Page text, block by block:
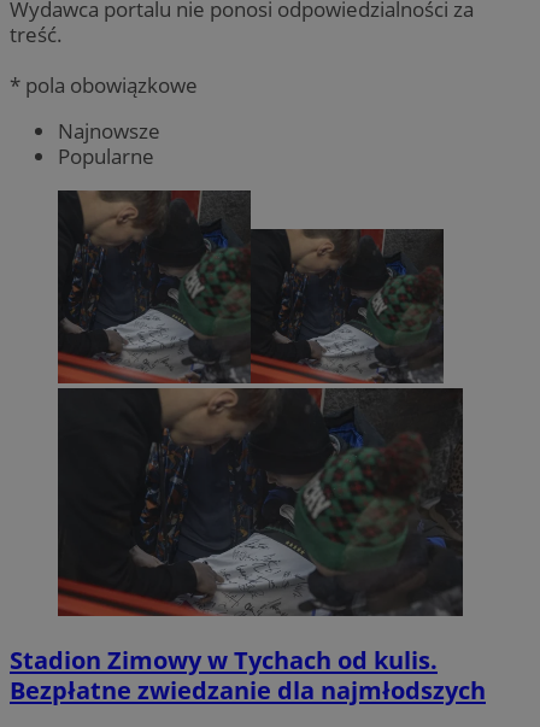
Wydawca portalu nie ponosi odpowiedzialności za
treść.
* pola obowiązkowe
Najnowsze
Popularne
Stadion Zimowy w Tychach od kulis.
Bezpłatne zwiedzanie dla najmłodszych